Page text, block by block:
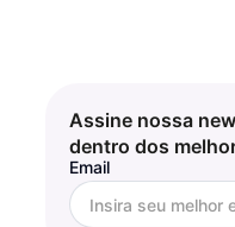
Assine nossa
dentro dos
Email